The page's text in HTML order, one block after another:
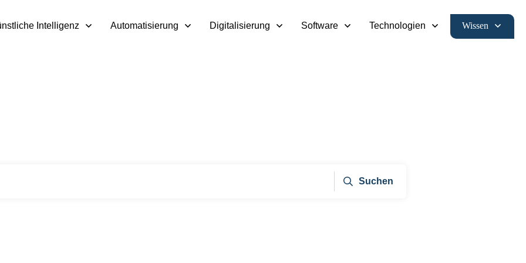
Intelligenz Automatisierung Digitalisierung Software Technologien Wissen
Suchen